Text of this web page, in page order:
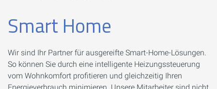
Smart Home
Wir sind Ihr Partner für ausgereifte Smart-Home-Lösungen.
So können Sie durch eine intelligente Heizungssteuerung
vom Wohnkomfort profitieren und gleichzeitig Ihren